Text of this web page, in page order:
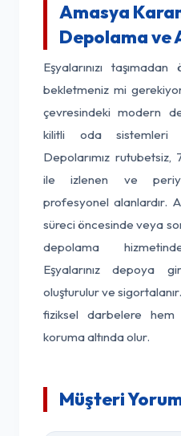
Amasya
Depolama ve
Eşyalarınızı
bekletmeniz mi
çevresindeki modern
kilitli oda sistemleri
Depolarımız
ile izlenen ve
profesyonel alanlardır.
süreci öncesinde veya
depolama
Eşyalarınız depoya
oluşturulur ve
fiziksel darbelere hem
koruma altında olur.
Müşteri